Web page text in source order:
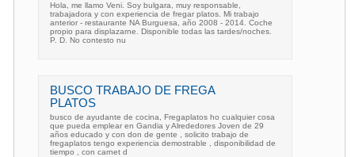
Hola, me llamo Veni. Soy bulgara, muy responsable,
trabajadora y con experiencia de fregar platos. Mi trabajo
anterior - restaurante NA Burguesa, año 2008 - 2014. Coche
propio para displazarne. Disponible todas las tardes/noches.
P. D. No contesto nu
BUSCO TRABAJO DE FREGA
PLATOS
busco de ayudante de cocina, Fregaplatos ho cualquier cosa
que pueda emplear en Gandia y Alrededores Joven de 29
años educado y con don de gente , solicito trabajo de
fregaplatos tengo experiencia demostrable , disponibilidad de
tiempo , con carnet d